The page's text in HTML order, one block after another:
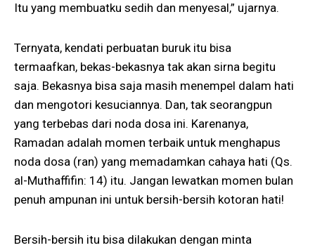
Itu yang membuatku sedih dan menyesal,” ujarnya.
Ternyata, kendati perbuatan buruk itu bisa
termaafkan, bekas-bekasnya tak akan sirna begitu
saja. Bekasnya bisa saja masih menempel dalam hati
dan mengotori kesuciannya. Dan, tak seorangpun
yang terbebas dari noda dosa ini. Karenanya,
Ramadan adalah momen terbaik untuk menghapus
noda dosa (ran) yang memadamkan cahaya hati (Qs.
al-Muthaffifin: 14) itu. Jangan lewatkan momen bulan
penuh ampunan ini untuk bersih-bersih kotoran hati!
Bersih-bersih itu bisa dilakukan dengan minta